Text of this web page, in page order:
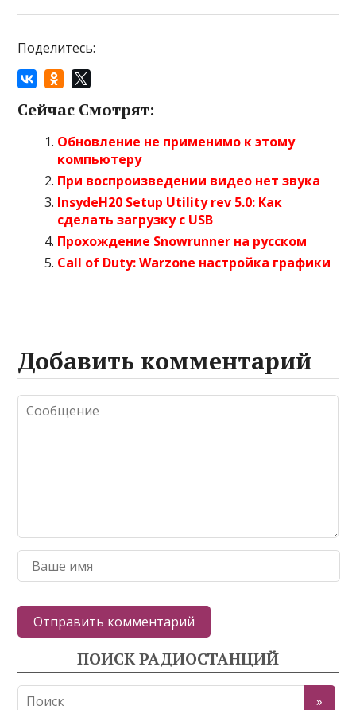
Поделитесь:
Сейчас Смотрят:
Обновление не применимо к этому
компьютеру
При воспроизведении видео нет звука
InsydeH20 Setup Utility rev 5.0: Как
сделать загрузку с USB
Прохождение Snowrunner на русском
Call of Duty: Warzone настройка графики
Добавить комментарий
ПОИСК РАДИОСТАНЦИЙ